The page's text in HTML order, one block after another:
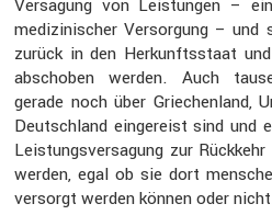
Versa­gung von Leistungen –
medizi­ni­scher Versor­gung –
zurück in den Herkunfts­staat
abschoben werden. Auch
gerade noch über Griechen­land,
Deutsch­land einge­reist sind und
Leistungs­ver­sa­gung zur
werden, egal ob sie dort
versorgt werden können oder